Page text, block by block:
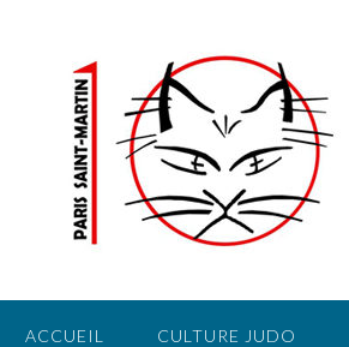
ACCUEIL CULTURE JUDO